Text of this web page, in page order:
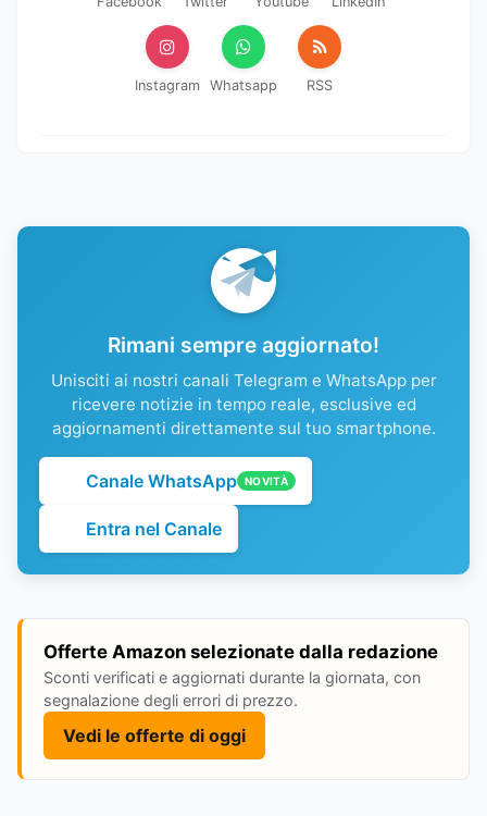
Instagram Whatsapp RSS
Rimani sempre aggiornato!
Unisciti ai nostri canali Telegram e WhatsApp per
ricevere notizie in tempo reale, esclusive ed
aggiornamenti direttamente sul tuo smartphone.
Canale WhatsApp NOVITÀ
Entra nel Canale
Offerte Amazon selezionate dalla redazione
Sconti verificati e aggiornati durante la giornata, con
segnalazione degli errori di prezzo.
Vedi le offerte di oggi